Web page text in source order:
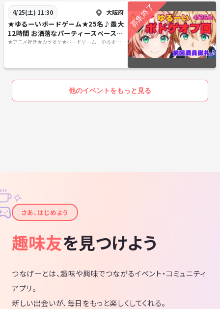
Aいいえ 終日禁煙とさせて頂いてます。
Q主催は営利目的ですか？
私が開催しているカラオケ ボードゲーム
コスプレ アニソンのクラブなどで
でた利益はリピーター様に全て還元させて
頂いております。ご理解下さい。
4/25(土) 11:30 大阪府
★ゆるーいボードゲーム★25名♪最大
12時間 お洒落なパーティースペースで
♪ 4月25日土曜日 🔰大歓迎
★アニメ好き★カラオケ★ボードゲーム ゆるオタ
他のイベントをもっと見る
✦
✧
さあ、はじめよう
趣味友を見つけよう
つなげーとは、趣味や興味でつながるイベント・コミュニティ
アプリ。
新しい出会いが、毎日をもっと楽しくしてくれる。